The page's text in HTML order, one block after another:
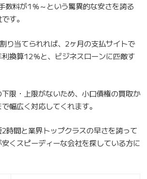
数料が1％～という驚異的な安さを誇る
す。
り当てられれば、2ヶ月の支払サイトで
換算12％と、ビジネスローンに匹敵す
限・上限がないため、小口債権の買取か
幅広く対応してくれます。
時間と業界トップクラスの早さを誇って
くスピーディーな会社を探している方に